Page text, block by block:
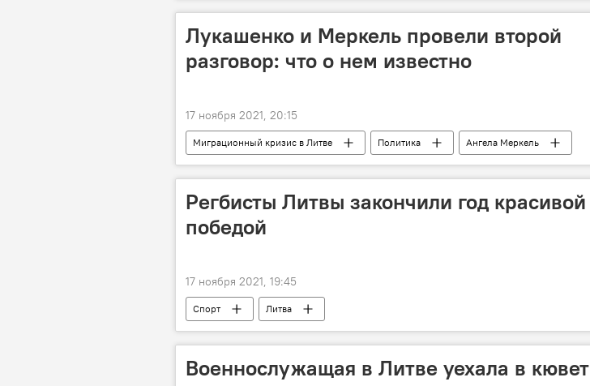
Лукашенко и Меркель провели второй
разговор: что о нем известно
17 ноября 2021, 20:15
Миграционный кризис в Литве Политика
Ангела Меркель
Александр Лукашенко
мигранты миграционный кризис
Регбисты Литвы закончили год красивой
победой
17 ноября 2021, 19:45
Спорт Литва
Военнослужащая в Литве уехала в кювет